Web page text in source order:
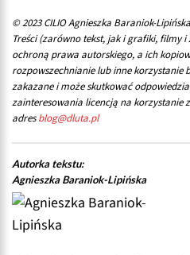
© 2023 CILIO Agnieszka Baraniok-Lipińska
Treści (zarówno tekst, jak i grafiki, filmy
ochroną prawa autorskiego, a ich
rozpowszechnianie lub inne korzystanie
zakazane i może skutkować
zainteresowania licencją na korzystanie
adresblog@dluta.pl
Autorka tekstu:
Agnieszka Baraniok-Lipińska